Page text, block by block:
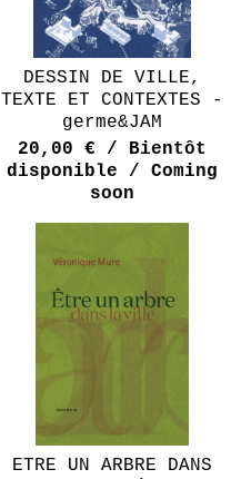
DESSIN DE VILLE,
TEXTE ET CONTEXTES -
germe&JAM
20,00 €
/ Bientôt
disponible / Coming
soon
ETRE UN ARBRE DANS